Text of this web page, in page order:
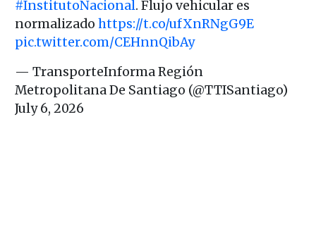
#InstitutoNacional. Flujo vehicular es
normalizado https://t.co/ufXnRNgG9E
pic.twitter.com/CEHnnQibAy
— TransporteInforma Región
Metropolitana De Santiago (@TTISantiago)
July 6, 2026